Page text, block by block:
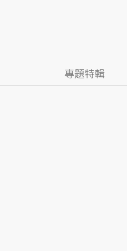
專題特輯